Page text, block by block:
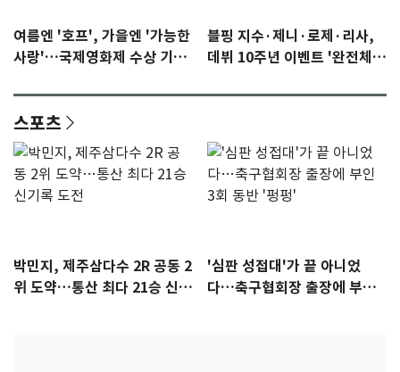
여름엔 '호프', 가을엔 '가능한
사랑'…국제영화제 수상 기대
블핑 지수·제니·로제·리사,
데뷔 10주년 이벤트 '완전체'
스포츠
박민지, 제주삼다수 2R 공동 2
위 도약…통산 최다 21승 신기
'심판 성접대'가 끝 아니었
다…축구협회장 출장에 부인